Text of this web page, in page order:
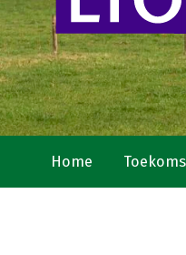
Home